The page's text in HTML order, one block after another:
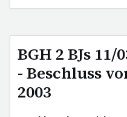
BGH 2 BJs 11/
- Beschluss
2003